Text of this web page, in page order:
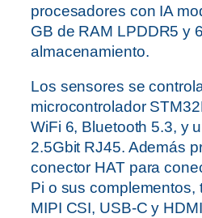
procesadores con IA
GB de RAM LPDDR5 y
almacenamiento.
Los sensores se
microcontrolador
WiFi 6, Bluetooth 5.3, y
2.5Gbit RJ45. Además
conector HAT para
Pi o sus complementos,
MIPI CSI, USB-C y